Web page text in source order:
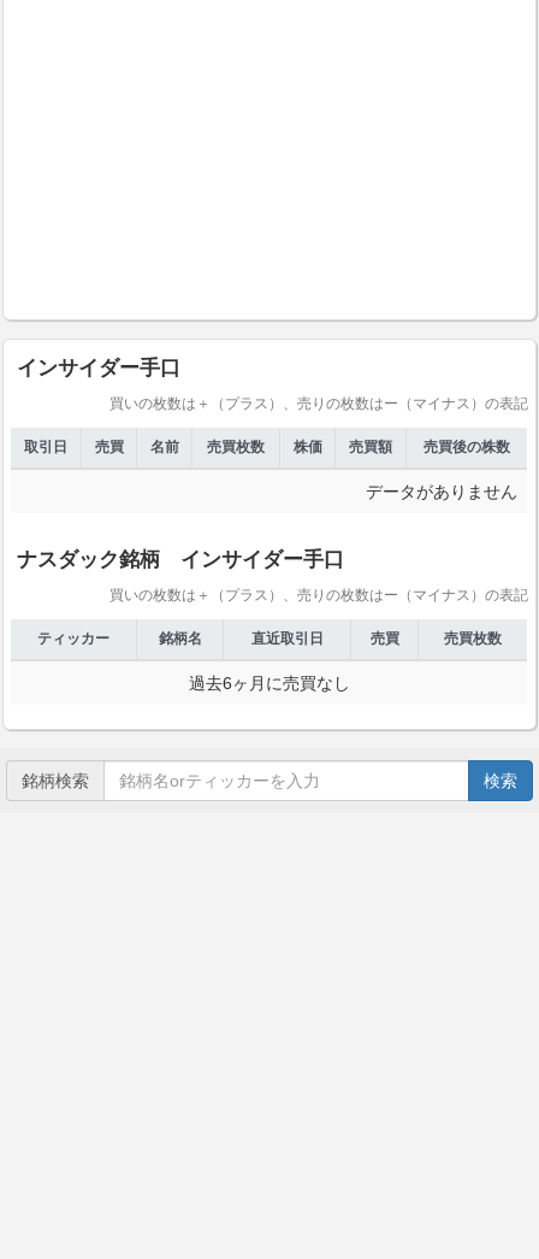
インサイダー手口
買いの枚数は＋（プラス）、売りの枚数はー（マイナス）の表記
取引日 売買 名前 売買枚数 株価 売買額 売買後の株数
データがありません
ナスダック銘柄 インサイダー手口
買いの枚数は＋（プラス）、売りの枚数はー（マイナス）の表記
ティッカー 銘柄名 直近取引日 売買 売買枚数
過去6ヶ月に売買なし
銘柄検索 検索